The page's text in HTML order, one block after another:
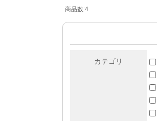
商品数:4
カテゴリ